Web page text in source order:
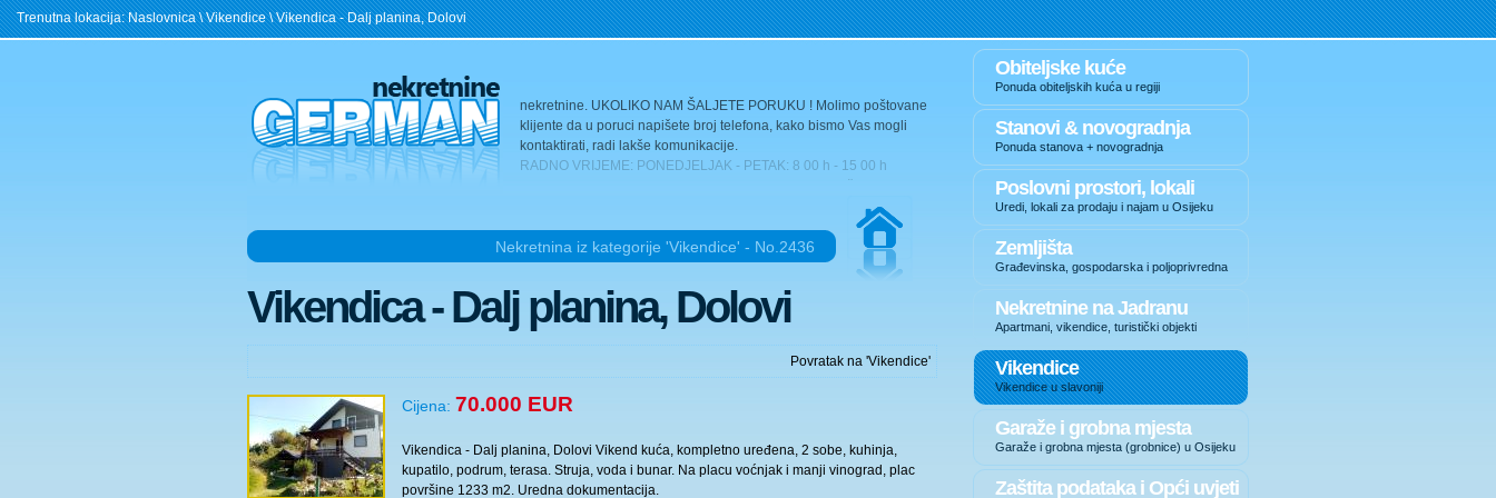
Trenutna lokacija:Naslovnica\Vikendice\ Vikendica - Dalj planina, Dolovi
nekretnine. UKOLIKO NAM ŠALJETE PORUKU ! Molimo poštovane
klijente da u poruci napišete broj telefona, kako bismo Vas mogli
kontaktirati, radi lakše komunikacije.
RADNO VRIJEME: PONEDJELJAK - PETAK: 8 00 h - 15 00 h
SUBOTA: 8 00 h - 13 00 h NEDJELJA: NE RADIMO Vaše German
klijente da u poruci napišete broj telefona, kako bismo Vas mogli
kontaktirati, radi lakše komunikacije.
RADNO VRIJEME: PONEDJELJAK - PETAK: 8 00 h - 15 00 h
SUBOTA: 8 00 h - 13 00 h NEDJELJA: NE RADIMO Vaše German
nekretnine. UKOLIKO NAM ŠALJETE PORUKU ! Molimo poštovane
klijente da u poruci napišete broj telefona, kako bismo Vas mogli
kontaktirati, radi lakše komunikacije.
RADNO VRIJEME: PONEDJELJAK - PETAK: 8 00 h - 15 00 h
SUBOTA: 8 00 h - 13 00 h NEDJELJA: NE RADIMO Vaše German
nekretnine. UKOLIKO NAM ŠALJETE PORUKU ! Molimo poštovane
klijente da u poruci napišete broj telefona, kako bismo Vas mogli
RADNO VRIJEME: PONEDJELJAK - PETAK: 8 00 h - 15 00 h
SUBOTA: 8 00 h - 13 00 h NEDJELJA: NE RADIMO Vaše German
nekretnine. UKOLIKO NAM ŠALJETE PORUKU ! Molimo poštovane
Nekretnina iz kategorije 'Vikendice' - No.2436
Vikendica - Dalj planina, Dolovi
Povratak na 'Vikendice'
Cijena: 70.000 EUR
Vikendica - Dalj planina, Dolovi Vikend kuća, kompletno uređena, 2 sobe, kuhinja,
kupatilo, podrum, terasa. Struja, voda i bunar. Na placu voćnjak i manji vinograd, plac
površine 1233 m2. Uredna dokumentacija.
Obiteljske kuće
Ponuda obiteljskih kuća u regiji
Stanovi & novogradnja
Ponuda stanova + novogradnja
Poslovni prostori, lokali
Uredi, lokali za prodaju i najam u Osijeku
Zemljišta
Građevinska, gospodarska i poljoprivredna
Nekretnine na Jadranu
Apartmani, vikendice, turistički objekti
Vikendice
Vikendice u slavoniji
Garaže i grobna mjesta
Garaže i grobna mjesta (grobnice) u Osijeku
Zaštita podataka i Opći uvjeti